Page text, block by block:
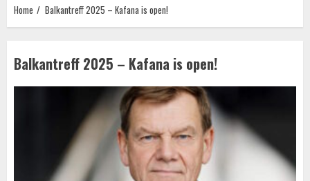
Home Balkantreff 2025 – Kafana is open!
Balkantreff 2025 – Kafana is open!